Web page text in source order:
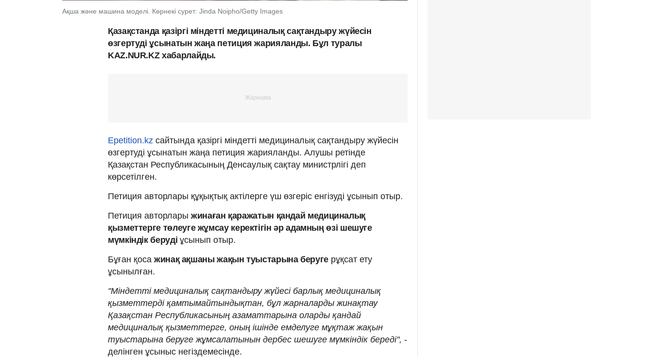
Ақша және машина моделі. Көрнекі сурет: Jinda Noipho/Getty Images
Қазақстанда қазіргі міндетті медициналық сақтандыру жүйесін
өзгертуді ұсынатын жаңа петиция жарияланды. Бұл туралы
KAZ.NUR.KZ хабарлайды.
Epetition.kz сайтында қазіргі міндетті медициналық сақтандыру жүйесін
өзгертуді ұсынатын жаңа петиция жарияланды. Алушы ретінде
Қазақстан Республикасының Денсаулық сақтау министрлігі деп
көрсетілген.
Петиция авторлары құқықтық актілерге үш өзгеріс енгізуді ұсынып отыр.
Петиция авторлары жинаған қаражатын қандай медициналық
қызметтерге төлеуге жұмсау керектігін әр адамның өзі шешуге
мүмкіндік беруді ұсынып отыр.
Бұған қоса жинақ ақшаны жақын туыстарына беруге рұқсат ету
ұсынылған.
"Міндетті медициналық сақтандыру жүйесі барлық медициналық
қызметтерді қамтымайтындықтан, бұл жарналарды жинақтау
Қазақстан Республикасының азаматтарына оларды қандай
медициналық қызметтерге, оның ішінде емделуге мұқтаж жақын
туыстарына беруге жұмсалатынын дербес шешуге мүмкіндік береді", -
делінген ұсыныс негіздемесінде.